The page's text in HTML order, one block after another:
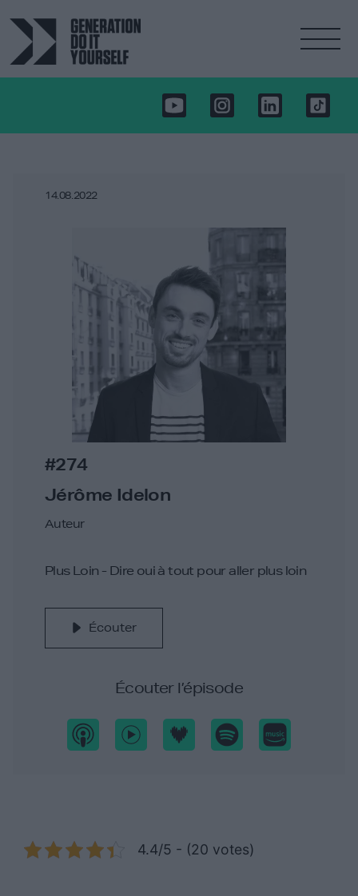
14.08.2022
#274
Jérôme Idelon
Auteur
Plus Loin - Dire oui à tout pour aller plus loin
Écouter
Écouter l’épisode
4.4/5 - (20 votes)